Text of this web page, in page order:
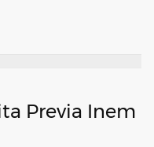
Previa Inem